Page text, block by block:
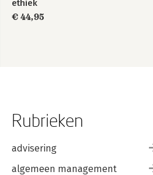
ethiek
€ 44,95
Rubrieken
advisering
algemeen management